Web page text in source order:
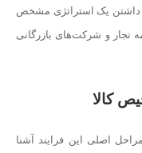
داشتن یک استراتژی مشخص
تجار و شرکت‌های بازرگانی
کالا
اصلی این فرایند آشنا